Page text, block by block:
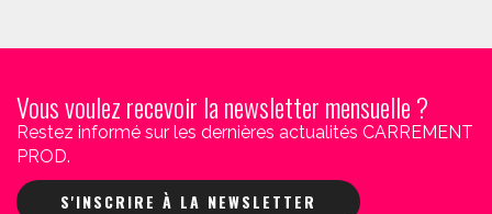
Vous voulez recevoir la newsletter mensuelle ?
Restez informé sur les dernières actualités CARREMENT
PROD.
S'INSCRIRE À LA NEWSLETTER